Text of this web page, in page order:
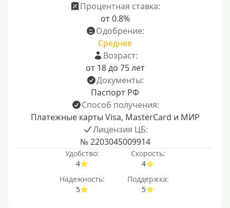
Процентная ставка:
от 0.8%
Одобрение:
Среднее
Возраст:
от 18 до 75 лет
Документы:
Паспорт РФ
Способ получения:
Платежные карты Visa, MasterCard и МИР
Лицензия ЦБ:
№ 2203045009914
Удобство:
4
Скорость:
4
Надежность:
5
Поддержка:
5